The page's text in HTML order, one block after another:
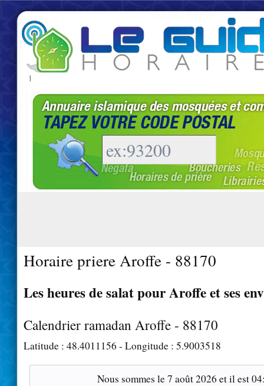
|
Horaire priere Aroffe - 88170
Les heures de salat pour Aroffe et ses
Calendrier ramadan Aroffe - 88170
Latitude : 48.4011156 - Longitude : 5.9003518
Nous sommes le7 août 2026 et il est